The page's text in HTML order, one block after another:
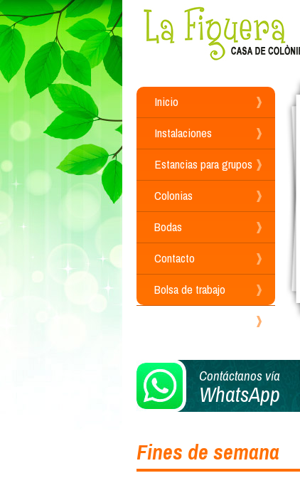
Inicio
Instalaciones
Estancias para grupos
Colonias
Bodas
Contacto
Bolsa de trabajo
Contáctanos vía
WhatsApp
Fines de semana